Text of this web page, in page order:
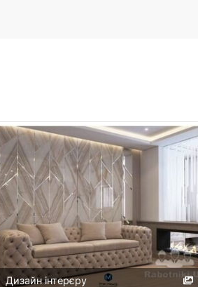
Дизайн інтерєру